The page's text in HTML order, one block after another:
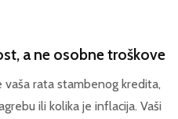
a ne osobne troškove
vaša rata stambenog kredita,
ili kolika je inflacija. Vaši